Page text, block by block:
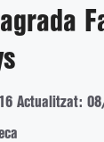
Actualitzat: